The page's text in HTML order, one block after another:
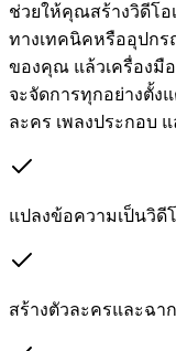
ช่วยให้คุณสร้างวิดีโอ
ทางเทคนิคหรืออุปกร
ของคุณ แล้วเครื่องมือ
จะจัดการทุกอย่างตั้ง
ละคร เพลงประกอบ
แปลงข้อความเป็นวิดี
สร้างตัวละครและฉา